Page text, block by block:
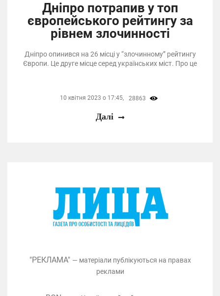
Дніпро потрапив у топ
європейського рейтингу за
рівнем злочинності
Дніпро опинився на 26 місці у “злочинному” рейтингу
Європи. Це друге місце серед українських міст. Про це
10 квітня 2023 о 17:45, 28863
Далі
"РЕКЛАМА" — матеріали публікуються на правах
реклами